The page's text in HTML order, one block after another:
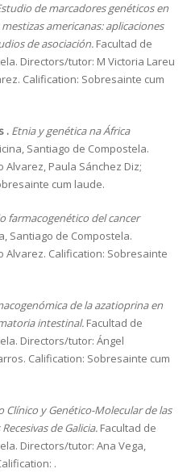
de marcadores genéticos en
americanas: aplicaciones
de asociación. Facultad de
Directors/tutor: M Victoria Lareu
Calification: Sobresainte cum
. Etnia y genética na África
Santiago de Compostela.
Paula Sánchez Diz;
cum laude.
farmacogenético del cancer
Santiago de Compostela.
Alvarez. Calification: Sobresainte
de la azatioprina en
intestinal. Facultad de
Directors/tutor: Ángel
Calification: Sobresainte cum
Clínico y Genético-Molecular de las
de Galicia. Facultad de
Directors/tutor: Ana Vega,
.